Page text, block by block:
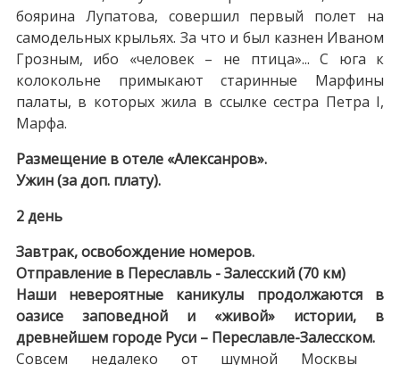
боярина Лупатова, совершил первый полет на
самодельных крыльях. За что и был казнен Иваном
Грозным, ибо «человек – не птица»... С юга к
колокольне примыкают старинные Марфины
палаты, в которых жила в ссылке сестра Петра I,
Марфа.
Размещение в отеле «Алексанров».
Ужин (за доп. плату).
2 день
Завтрак, освобождение номеров.
Отправление в Переславль - Залесский (70 км)
Наши невероятные каникулы продолжаются в
оазисе заповедной и «живой» истории, в
древнейшем городе Руси – Переславле-Залесском.
Совсем недалеко от шумной Москвы